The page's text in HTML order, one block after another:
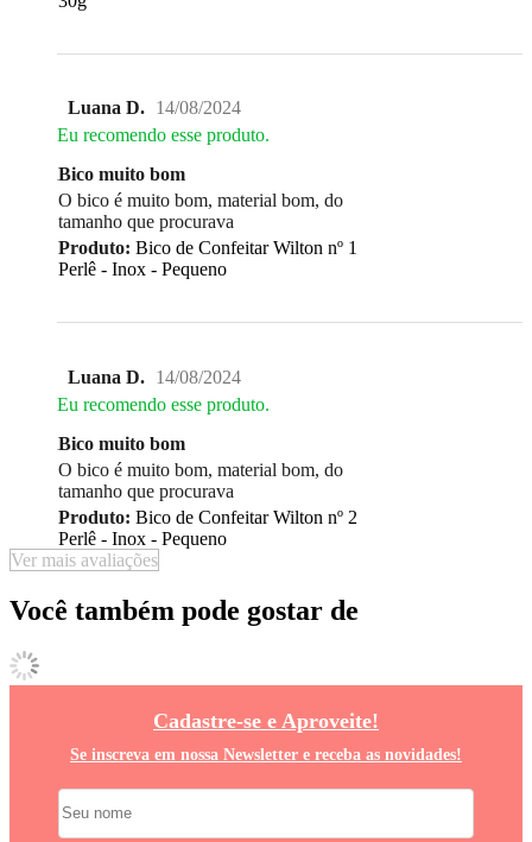
Luana D. 14/08/2024
Eu recomendo esse produto.
Bico muito bom
O bico é muito bom, material bom, do
tamanho que procurava
Produto: Bico de Confeitar Wilton nº 1
Perlê - Inox - Pequeno
Luana D. 14/08/2024
Eu recomendo esse produto.
Bico muito bom
O bico é muito bom, material bom, do
tamanho que procurava
Produto: Bico de Confeitar Wilton nº 2
Perlê - Inox - Pequeno
Ver mais avaliações
Você também pode gostar de
Cadastre-se e Aproveite!
Se inscreva em nossa Newsletter e receba as novidades!